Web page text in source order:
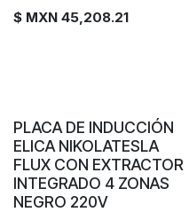
$ MXN 45,208.21
PLACA DE INDUCCIÓN
ELICA NIKOLATESLA
FLUX CON EXTRACTOR
INTEGRADO 4 ZONAS
NEGRO 220V